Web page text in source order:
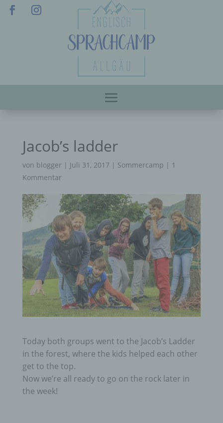
Jacob’s ladder
von blogger | Juli 31, 2017 | Sommercamp | 1
Kommentar
Today both groups went to the Jacob’s Ladder
in the forest, where the kids helped each other
get to the top.
Now we’re all ready to go on the rock later in
the week!